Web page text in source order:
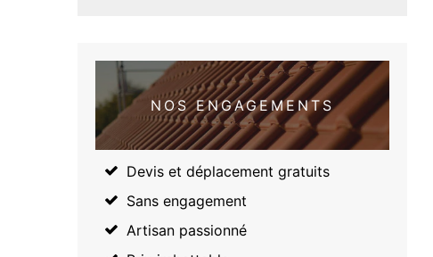
NOS ENGAGEMENTS
Devis et déplacement gratuits
Sans engagement
Artisan passionné